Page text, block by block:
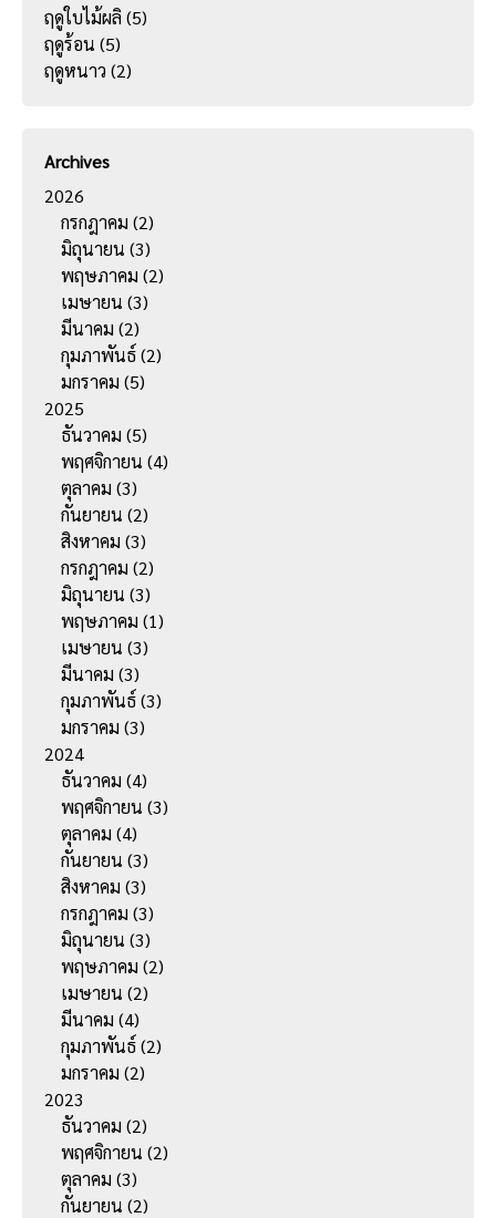
ฤดูใบไม้ผลิ(5)
ฤดูร้อน (5)
ฤดูหนาว (2)
Archives
2026
กรกฎาคม (2)
มิถุนายน (3)
พฤษภาคม (2)
เมษายน (3)
มีนาคม (2)
กุมภาพันธ์(2)
มกราคม (5)
2025
ธันวาคม (5)
พฤศจิกายน (4)
ตุลาคม (3)
กันยายน (2)
สิงหาคม (3)
กรกฎาคม (2)
มิถุนายน (3)
พฤษภาคม (1)
เมษายน (3)
มีนาคม (3)
กุมภาพันธ์(3)
มกราคม (3)
2024
ธันวาคม (4)
พฤศจิกายน (3)
ตุลาคม (4)
กันยายน (3)
สิงหาคม (3)
กรกฎาคม (3)
มิถุนายน (3)
พฤษภาคม (2)
เมษายน (2)
มีนาคม (4)
กุมภาพันธ์(2)
มกราคม (2)
2023
ธันวาคม (2)
พฤศจิกายน (2)
ตุลาคม (3)
กันยายน (2)